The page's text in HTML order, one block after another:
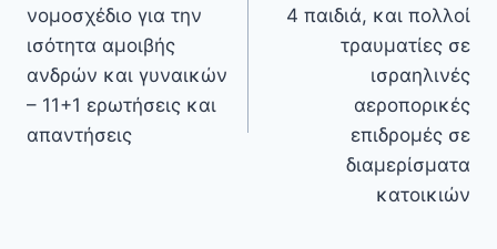
νομοσχέδιο για την
ισότητα αμοιβής
ανδρών και γυναικών
– 11+1 ερωτήσεις και
απαντήσεις
4 παιδιά, και πολλοί
τραυματίες σε
ισραηλινές
αεροπορικές
επιδρομές σε
διαμερίσματα
κατοικιών